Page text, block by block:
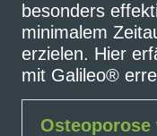
besonders
minimalem
erzielen. Hier
mit Galileo®
Osteoporose